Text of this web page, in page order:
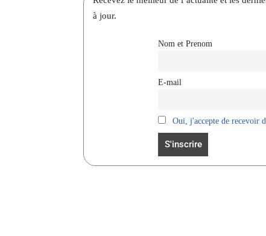
à jour.
Nom et Prenom
E-mail
Oui, j'accepte de recevoir